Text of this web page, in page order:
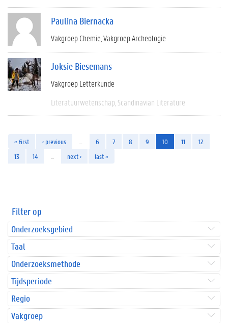
Paulina Biernacka
Vakgroep Chemie Vakgroep Archeologie
Joksie Biesemans
Vakgroep Letterkunde
Literatuurwetenschap Scandinavian Literature
« first ‹ previous 6 7 8 9 10 11
12
13
14 next › last »
Filter op
Onderzoeksgebied
Taal
Onderzoeksmethode
Tijdsperiode
Regio
Vakgroep